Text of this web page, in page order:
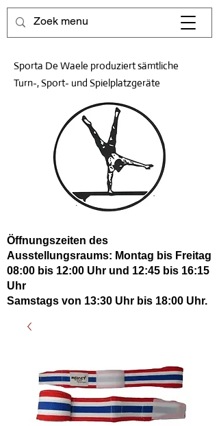
Sporta De Waele produziert sämtliche
Turn-, Sport- und Spielplatzgeräte
Öffnungszeiten des
Ausstellungsraums: Montag bis Freitag
08:00 bis 12:00 Uhr und 12:45 bis 16:15
Uhr
Samstags von 13:30 Uhr bis 18:00 Uhr.